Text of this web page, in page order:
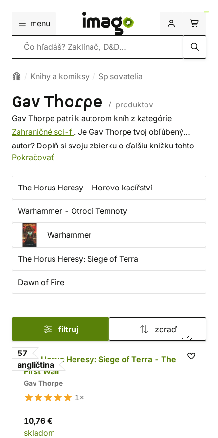
menu
Vyhľadávanie
Knihy a komiksy Spisovatelia
Gav Thorpe
/ produktov
Gav Thorpe patrí k autorom kníh z kategórie
Zahraničné sci-fi. Je Gav Thorpe tvoj obľúbený
autor? Doplň si svoju zbierku o ďalšiu knižku tohto
spisovateľa, alebo si prezri
srdcom, niekto podľa autora. U nás si vyberieš
z menej známych aj z tých slávnych. ✔️ Ponúkame
lacnú dopravu, rýchle dodanie a bezpečný nákup!
Pokračovať
The Horus Heresy - Horovo kacířství
Warhammer - Otroci Temnoty
Warhammer
The Horus Heresy: Siege of Terra
Dawn of Fire
filtruj zoraď
57
angličtina
The Horus Heresy: Siege of Terra - The
First Wall
Gav Thorpe
1×
10,76 €
skladom